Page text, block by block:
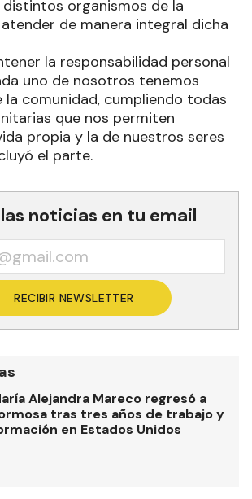
organismos de la
de manera integral dicha
la responsabilidad personal
uno de nosotros tenemos
comunidad, cumpliendo todas
que nos permiten
propia y la de nuestros seres
el parte.
noticias en tu email
RECIBIR NEWSLETTER
Alejandra Mareco regresó a
tras tres años de trabajo y
en Estados Unidos